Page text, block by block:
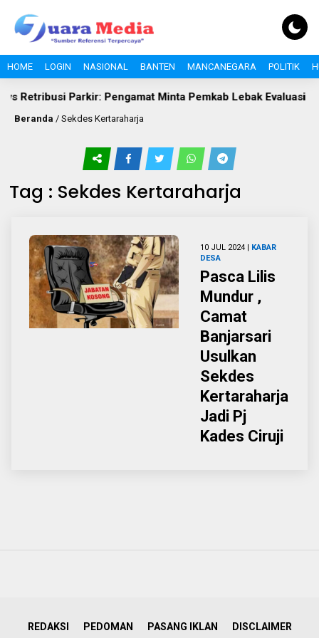
HOME LOGIN NASIONAL BANTEN MANCANEGARA POLITIK
Retribusi Parkir: Pengamat Minta Pemkab Lebak Evaluasi
Beranda / Sekdes Kertaraharja
Tag : Sekdes Kertaraharja
10 JUL 2024 | KABAR
DESA
Pasca Lilis
Mundur ,
Camat
Banjarsari
Usulkan
Sekdes
Kertaraharja
Jadi Pj
Kades Ciruji
REDAKSI PEDOMAN PASANG IKLAN DISCLAIMER